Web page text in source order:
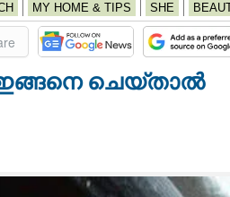
MY HOME & TIPS SHE
ഇങ്ങനെ ചെയ്താൽ